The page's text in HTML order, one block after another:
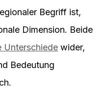
Begriff ist,
Dimension. Beide
Unterschiede wider,
Bedeutung